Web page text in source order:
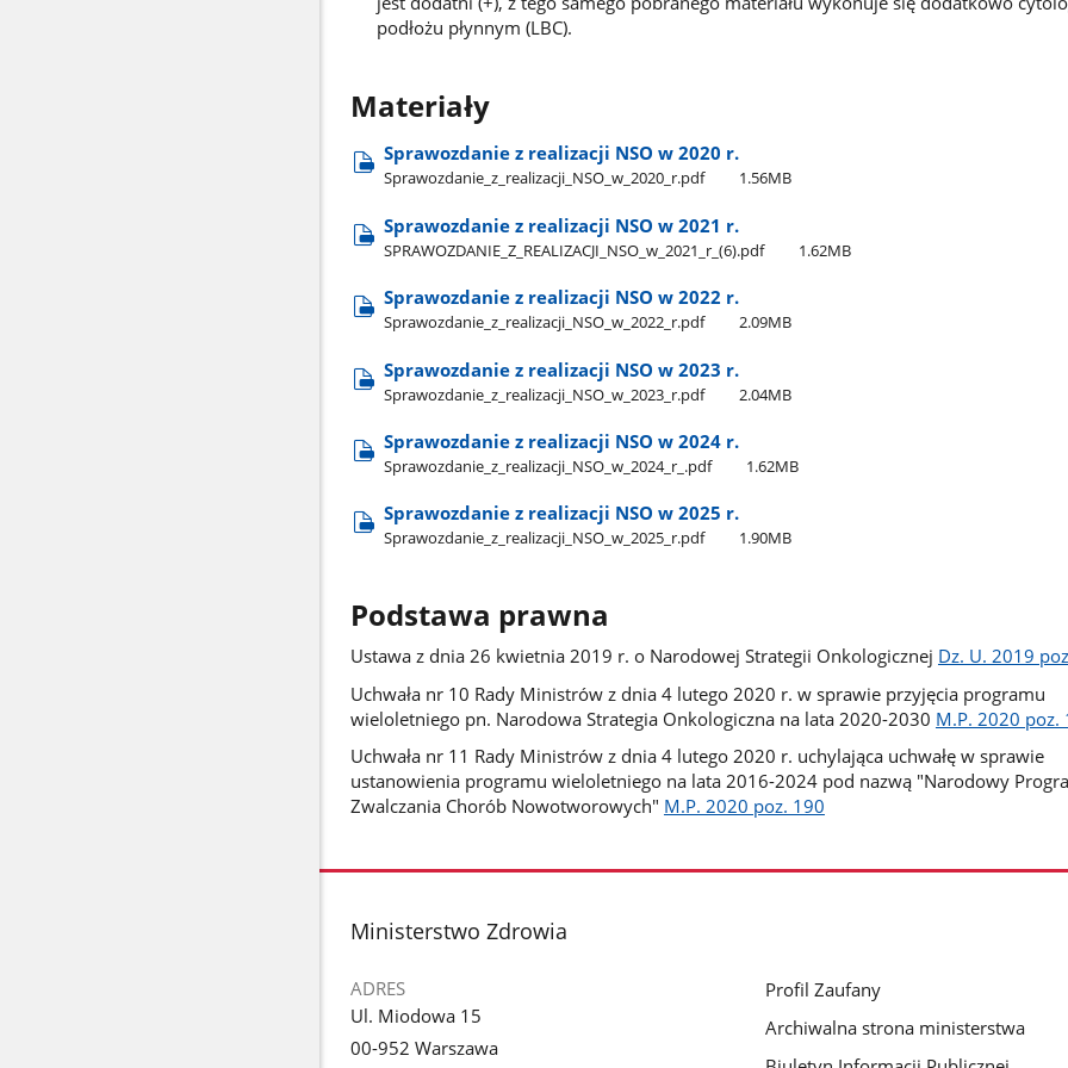
podłożu płynnym (LBC).
Materiały
Sprawozdanie z realizacji NSO w 2020 r.
Sprawozdanie​_z​_realizacji​_NSO​_w​_2020​_r.pdf 1.56MB
Sprawozdanie z realizacji NSO w 2021 r.
SPRAWOZDANIE​_Z​_REALIZACJI​_NSO​_w​_2021​_r​_(6).pdf 1.62MB
Sprawozdanie z realizacji NSO w 2022 r.
Sprawozdanie​_z​_realizacji​_NSO​_w​_2022​_r.pdf 2.09MB
Sprawozdanie z realizacji NSO w 2023 r.
Sprawozdanie​_z​_realizacji​_NSO​_w​_2023​_r.pdf 2.04MB
Sprawozdanie z realizacji NSO w 2024 r.
Sprawozdanie​_z​_realizacji​_NSO​_w​_2024​_r​_.pdf 1.62MB
Sprawozdanie z realizacji NSO w 2025 r.
Sprawozdanie​_z​_realizacji​_NSO​_w​_2025​_r.pdf 1.90MB
Podstawa prawna
Ustawa z dnia 26 kwietnia 2019 r. o Narodowej Strategii Onkologicznej Dz. U. 2019
Uchwała nr 10 Rady Ministrów z dnia 4 lutego 2020 r. w sprawie przyjęcia programu
wieloletniego pn. Narodowa Strategia Onkologiczna na lata 2020-2030 M.P. 2020 poz.
Uchwała nr 11 Rady Ministrów z dnia 4 lutego 2020 r. uchylająca uchwałę w sprawie
ustanowienia programu wieloletniego na lata 2016-2024 pod nazwą "Narodowy
Zwalczania Chorób Nowotworowych" M.P. 2020 poz. 190
stopka
Ministerstwo Zdrowia
ADRES
Ul. Miodowa 15
00-952 Warszawa
Profil Zaufany
Archiwalna strona ministerstwa